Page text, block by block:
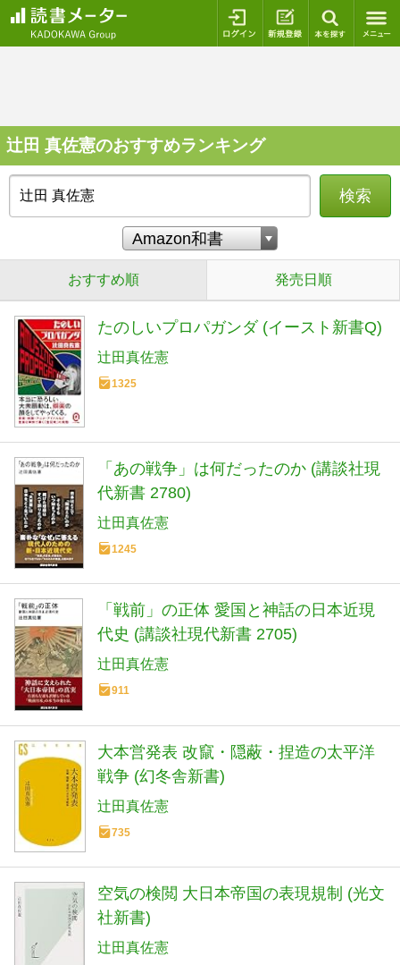
ログイン 新規登録
辻田 真佐憲のおすすめランキング
検索
おすすめ順 発売日順
たのしいプロパガンダ (イースト新書Q)
辻田真佐憲
1325
「あの戦争」は何だったのか (講談社現
代新書 2780)
辻田真佐憲
1245
「戦前」の正体 愛国と神話の日本近現
代史 (講談社現代新書 2705)
辻田真佐憲
911
大本営発表 改竄・隠蔽・捏造の太平洋
戦争 (幻冬舎新書)
辻田真佐憲
735
空気の検閲 大日本帝国の表現規制 (光文
社新書)
辻田真佐憲